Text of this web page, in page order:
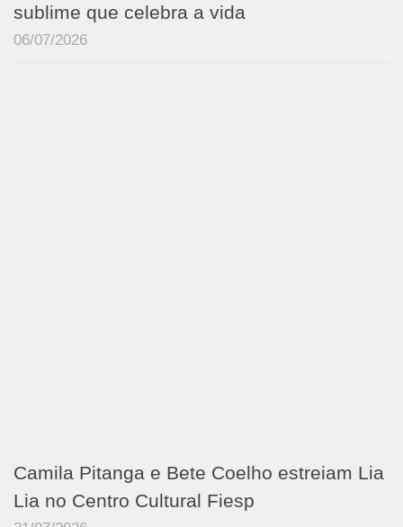
sublime que celebra a vida
06/07/2026
Camila Pitanga e Bete Coelho estreiam Lia
Lia no Centro Cultural Fiesp